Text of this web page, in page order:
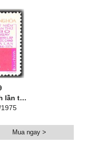
7/1944 - 1974)
Mua ngay >